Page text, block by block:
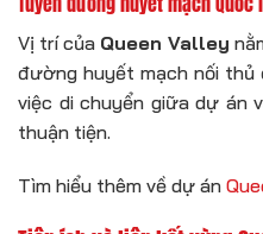
Vị trí của Queen Valley
đường huyết mạch nối thủ
việc di chuyển giữa dự án
thuận tiện.
Tìm hiểu thêm về dự án